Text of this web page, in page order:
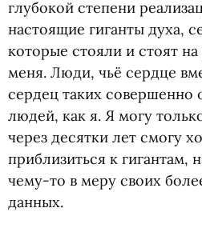
глубокой степени
настоящие гиганты духа,
которые стояли и стоят
меня. Люди, чьё сердце
сердец таких совершенно
людей, как я. Я могу
через десятки лет смогу
приблизиться к гигантам,
чему-то в меру своих
данных.